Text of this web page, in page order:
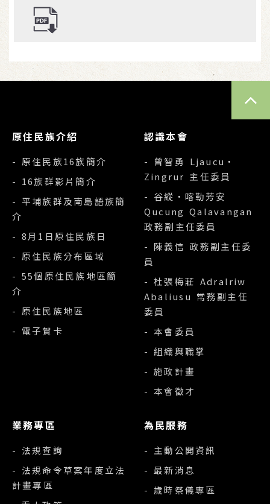
原住民族介紹
- 原住民族16族簡介
- 16族群影片簡介
- 平埔族群及南島語族簡
介
- 8月1日原住民族日
- 原住民族分布區域
- 55個原住民族地區簡
介
- 原住民族地區
- 電子賀卡
認識本會
- 曾智勇 Ljaucu‧
Zingrur 主任委員
- 谷縱‧喀勒芳安
Qucung Qalavangan
政務副主任委員
- 陳義信 政務副主任委
員
- 杜張梅莊 Adralriw
Abaliusu 常務副主任
委員
- 本會委員
- 組織與職掌
- 施政計畫
- 本會徵才
業務專區
- 法規查詢
- 法規命令草案年度立法
計畫專區
為民服務
- 主動公開資訊
- 最新消息
- 歲時祭儀專區